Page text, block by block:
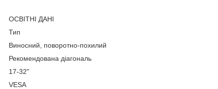
ОСВІТНІ ДАНІ
Тип
Виносний, поворотно-похилий
Рекомендована діагональ
17-32"
VESA